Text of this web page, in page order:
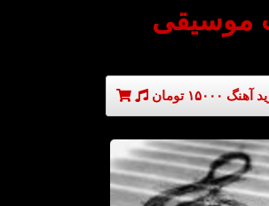
موسیقی
۱۵۰۰۰ تومان